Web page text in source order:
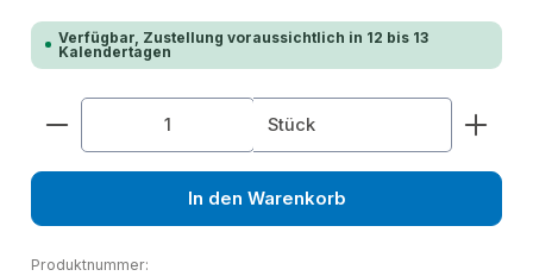
Verfügbar, Zustellung voraussichtlich in 12 bis 13
Kalendertagen
Produkt Anzahl: Gib den gewünschten Wert
Stück
In den Warenkorb
Produktnummer: